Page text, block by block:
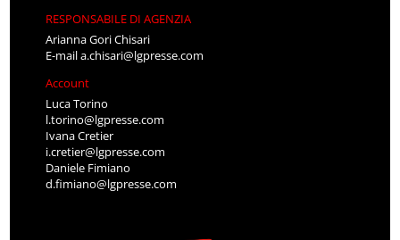
RESPONSABILE DI AGENZIA
Arianna Gori Chisari
E-maila.chisari@lgpresse.com
Account
Luca Torino
l.torino@lgpresse.com
Ivana Cretier
i.cretier@lgpresse.com
Daniele Fimiano
d.fimiano@lgpresse.com